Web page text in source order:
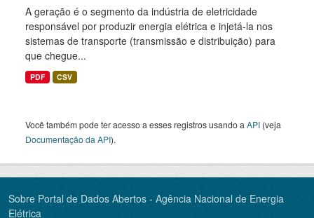
A geração é o segmento da indústria de eletricidade
responsável por produzir energia elétrica e injetá-la nos
sistemas de transporte (transmissão e distribuição) para
que chegue...
PDF CSV
Você também pode ter acesso a esses registros usando a API (veja
Documentação da API).
Sobre Portal de Dados Abertos - Agência Nacional de Energia
Elétrica